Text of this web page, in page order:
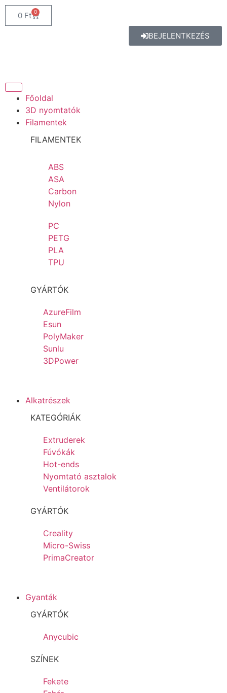
0 Ft 0
BEJELENTKEZÉS
Főoldal
3D nyomtatók
Filamentek
FILAMENTEK
ABS
ASA
Carbon
Nylon
PC
PETG
PLA
TPU
GYÁRTÓK
AzureFilm
Esun
PolyMaker
Sunlu
3DPower
Alkatrészek
KATEGÓRIÁK
Extruderek
Fúvókák
Hot-ends
Nyomtató asztalok
Ventilátorok
GYÁRTÓK
Creality
Micro-Swiss
PrimaCreator
Gyanták
GYÁRTÓK
Anycubic
SZÍNEK
Fekete